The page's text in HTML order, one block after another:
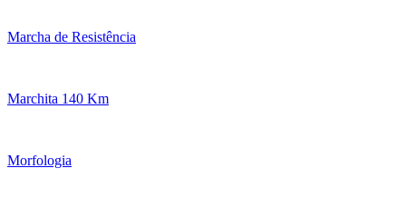
Marcha de Resistência
Marchita 140 Km
Morfologia